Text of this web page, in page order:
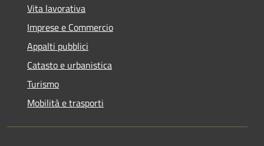
Vita lavorativa
Imprese e Commercio
Appalti pubblici
Catasto e urbanistica
Turismo
Mobilità e trasporti